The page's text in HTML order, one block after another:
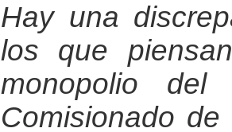
Hay una
los que
monopolio del
Comisionado